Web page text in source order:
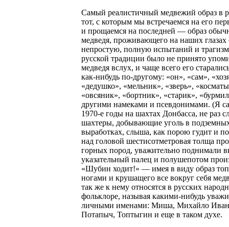
Самый реалистичный медвежий образ в
тот, с которым мы встречаемся на его
и прощаемся на последней — образ
медведя, проживающего на наших
непростую, полную испытаний и
русской традиции было не принято
медведя вслух, и чаще всего его
как-нибудь по-другому: «он», «сам»,
«дедушко», «мельник», «зверь»,
«овсяник», «бортник», «старик»,
другими намеками и псевдонимами. (Я
1970-е годы на шахтах Донбасса, не раз
шахтеры, добывающие уголь в
выработках, слыша, как порою гудит и
над головой шестисотметровая толща
горных пород, уважительно поднимали
указательный палец и полушепотом
«Шубин ходит!» — имея в виду образ
ногами и крушащего все вокруг себя
так же к нему относятся в русских
фольклоре, называя какими-нибудь
личными именами: Миша, Михайло
Потапыч, Топтыгин и еще в таком духе.